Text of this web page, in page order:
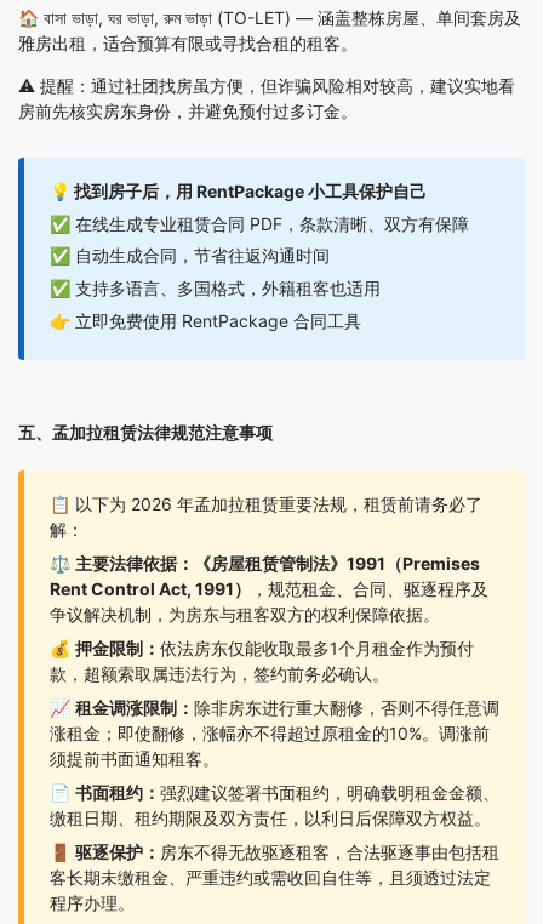
🏠 বাসা ভাড়া, ঘর ভাড়া, রুম ভাড়া (TO-LET) — 涵盖整栋房屋、单间套房及
雅房出租，适合预算有限或寻找合租的租客。
⚠️ 提醒：通过社团找房虽方便，但诈骗风险相对较高，建议实地看
房前先核实房东身份，并避免预付过多订金。
💡 找到房子后，用 RentPackage 小工具保护自己
✅ 在线生成专业租赁合同 PDF，条款清晰、双方有保障
✅ 自动生成合同，节省往返沟通时间
✅ 支持多语言、多国格式，外籍租客也适用
👉 立即免费使用 RentPackage 合同工具
五、孟加拉租赁法律规范注意事项
📋 以下为 2026 年孟加拉租赁重要法规，租赁前请务必了
解：
⚖️ 主要法律依据：《房屋租赁管制法》1991（Premises
Rent Control Act, 1991）
，规范租金、合同、驱逐程序及
争议解决机制，为房东与租客双方的权利保障依据。
💰 押金限制： 依法房东仅能收取最多1个月租金作为预付
款，超额索取属违法行为，签约前务必确认。
📈 租金调涨限制： 除非房东进行重大翻修，否则不得任意调
涨租金；即使翻修，涨幅亦不得超过原租金的10%。调涨前
须提前书面通知租客。
📄 书面租约： 强烈建议签署书面租约，明确载明租金金额、
缴租日期、租约期限及双方责任，以利日后保障双方权益。
🚪 驱逐保护： 房东不得无故驱逐租客，合法驱逐事由包括租
客长期未缴租金、严重违约或需收回自住等，且须透过法定
程序办理。